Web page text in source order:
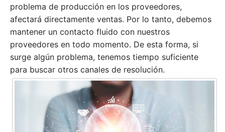
problema de producción en los proveedores,
afectará directamente ventas. Por lo tanto, debemos
mantener un contacto fluido con nuestros
proveedores en todo momento. De esta forma, si
surge algún problema, tenemos tiempo suficiente
para buscar otros canales de resolución.